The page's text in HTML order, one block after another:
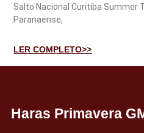
Salto Nacional Curitiba Summer
Paranaense,
LER COMPLETO>>
Haras Primavera